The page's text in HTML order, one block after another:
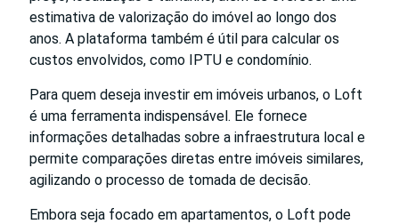
estimativa de valorização do imóvel ao longo dos
anos. A plataforma também é útil para calcular os
custos envolvidos, como IPTU e condomínio.
Para quem deseja investir em imóveis urbanos, o Loft
é uma ferramenta indispensável. Ele fornece
informações detalhadas sobre a infraestrutura local e
permite comparações diretas entre imóveis similares,
agilizando o processo de tomada de decisão.
Embora seja focado em apartamentos, o Loft pode